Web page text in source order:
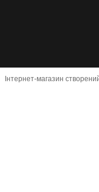
Інтернет-магазин